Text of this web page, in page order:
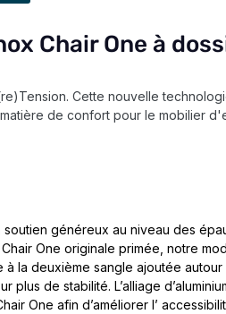
Chair One à
Cette nouvelle
de confort pour le mobilier
généreux au niveau des
One originale primée, notre
la deuxième sangle ajoutée
de stabilité. L’alliage
One afin d’améliorer l’